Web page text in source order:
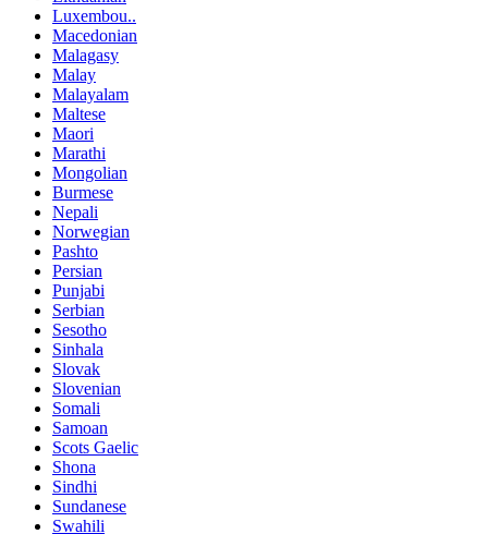
Luxembou..
Macedonian
Malagasy
Malay
Malayalam
Maltese
Maori
Marathi
Mongolian
Burmese
Nepali
Norwegian
Pashto
Persian
Punjabi
Serbian
Sesotho
Sinhala
Slovak
Slovenian
Somali
Samoan
Scots Gaelic
Shona
Sindhi
Sundanese
Swahili